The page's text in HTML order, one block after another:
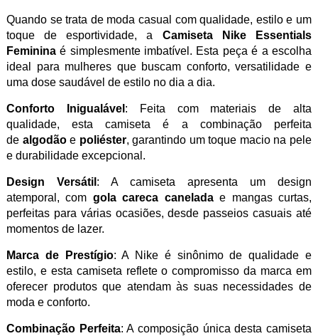
Quando se trata de moda casual com qualidade, estilo e um
toque de esportividade, a Camiseta Nike Essentials
Femininaé simplesmente imbatível. Esta peça é a escolha
ideal para mulheres que buscam conforto, versatilidade e
uma dose saudável de estilo no dia a dia.
Conforto Inigualável : Feita com materiais de alta
qualidade, esta camiseta é a combinação perfeita
de algodãoe poliéster, garantindo um toque macio na pele
e durabilidade excepcional.
Design Versátil : A camiseta apresenta um design
atemporal, com gola careca caneladae mangas curtas,
perfeitas para várias ocasiões, desde passeios casuais até
momentos de lazer.
Marca de Prestígio: A Nike é sinônimo de qualidade e
estilo, e esta camiseta reflete o compromisso da marca em
oferecer produtos que atendam às suas necessidades de
moda e conforto.
Combinação Perfeita: A composição única desta camiseta